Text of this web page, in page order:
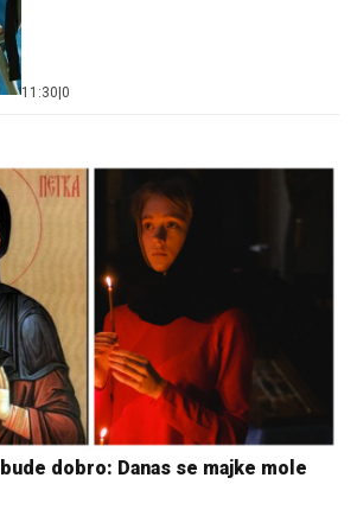
11:30 0
dobro: Danas se majke mole